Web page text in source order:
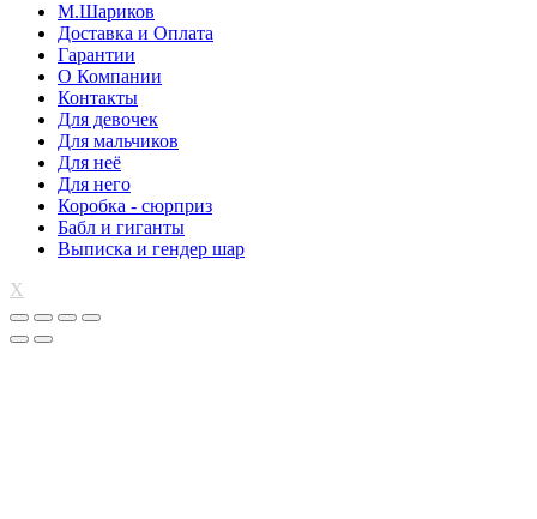
М.Шариков
Доставка и Оплата
Гарантии
О Компании
Контакты
Для девочек
Для мальчиков
Для неё
Для него
Коробка - сюрприз
Бабл и гиганты
Выписка и гендер шар
X